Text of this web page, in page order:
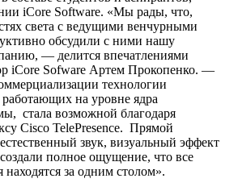
iCore Software. «Мы рады, что,
света с ведущими венчурными
обсудили с ними нашу
— делится впечатлениями
iCore Sofware Артем Прокопенко. —
технологии
на уровне ядра
стала возможной благодаря
Cisco TelePresence. Прямой
звук, визуальный эффект
полное ощущение, что все
за одним столом».